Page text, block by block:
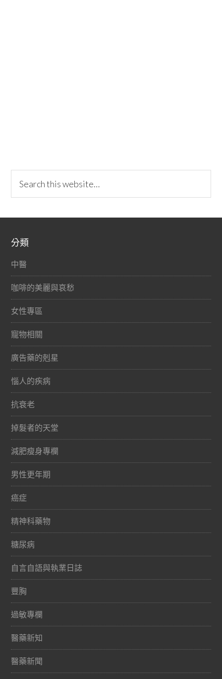
分類
中醫
咖啡的美麗與哀愁
女性專區
寵物相關
廣告藥的剋星
惱人的疾病
抗衰老
掉髮者的天堂
減肥瘦身專欄
男性更年期
癌症
精神科藥物
糖尿病
自言自語與執業日誌
豐胸
過敏專欄
醫藥新知
醫藥新聞